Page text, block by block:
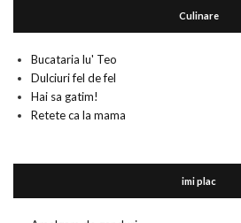
Culinare
Bucataria lu' Teo
Dulciuri fel de fel
Hai sa gatim!
Retete ca la mama
imi plac